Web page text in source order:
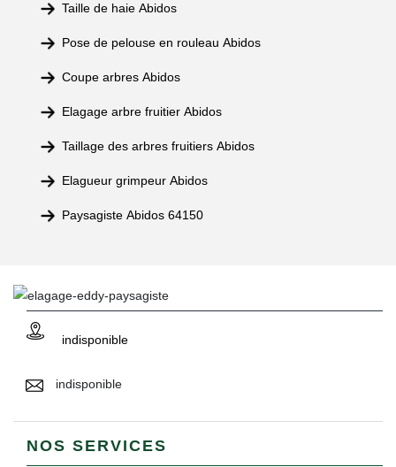
Taille de haie Abidos
Pose de pelouse en rouleau Abidos
Coupe arbres Abidos
Elagage arbre fruitier Abidos
Taillage des arbres fruitiers Abidos
Elagueur grimpeur Abidos
Paysagiste Abidos 64150
indisponible
indisponible
NOS SERVICES